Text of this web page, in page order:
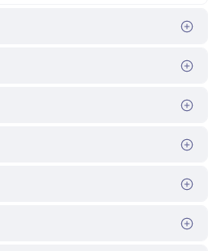
Richtung Südosten nach
an einem Ausflug nach